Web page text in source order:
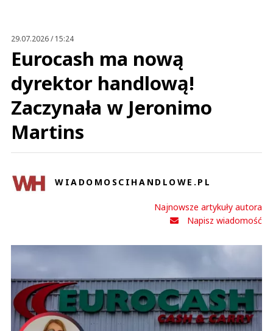
29.07.2026 / 15:24
Eurocash ma nową
dyrektor handlową!
Zaczynała w Jeronimo
Martins
WIADOMOSCIHANDLOWE.PL
Najnowsze artykuły autora
Napisz wiadomość